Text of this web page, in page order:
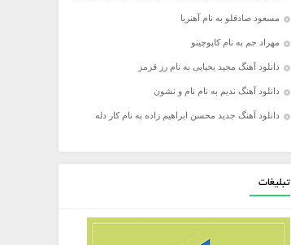
مسعود صادقلو به نام آهنربا
مهراد جم به نام کاپوچینو
دانلود آهنگ مجید یحیایی به نام رز قرمز
دانلود آهنگ ندیم به نام نام و نشون
دانلود آهنگ جدید محسن ابراهیم زاده به نام کار دله
تبلیغات